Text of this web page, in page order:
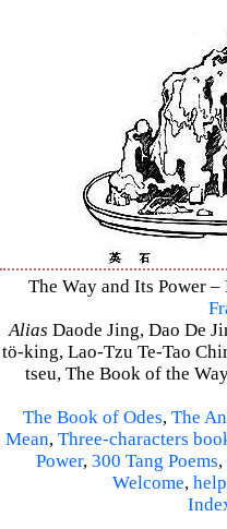
The Way and Its Power
Alias Daode Jing, Dao De
tö-king, Lao-Tzu Te-Tao
tseu, The Book of the
The Book of Odes, The
Mean, Three-characters
Power, 300 Tang Poems,
Welcome, help